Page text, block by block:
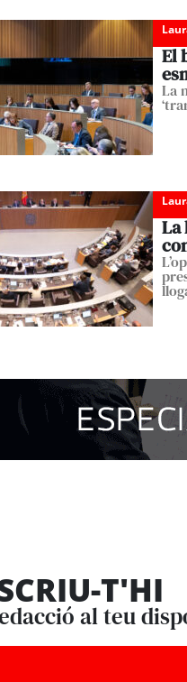
El
La
La
T'HI
al teu